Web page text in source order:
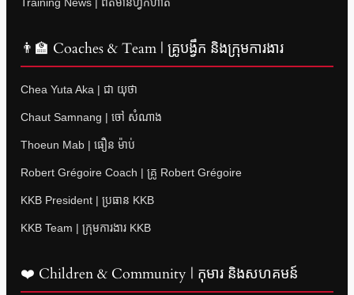
Training News | ព័ត៌មានហ្វឹកហាត់
👨‍🏫 Coaches & Team | គ្រូបង្វឹក និងក្រុមការងារ
Chea Yuta Aka | ជា យុថា
Chaut Samnang | ចៅ សំណាង
Thoeun Mab | ធឿន ម៉ាប់
Robert Grégoire Coach | គ្រូ Robert Grégoire
KKB President | ប្រធាន KKB
KKB Team | ក្រុមការងារ KKB
❤️ Children & Community | កុមារ និងសហគមន៍